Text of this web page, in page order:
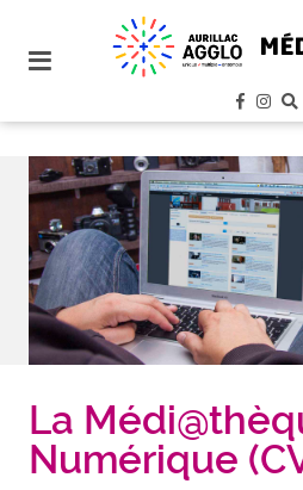
site
menu
aller au
contenu
La
Numérique